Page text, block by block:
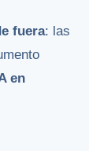
fuera: las
en